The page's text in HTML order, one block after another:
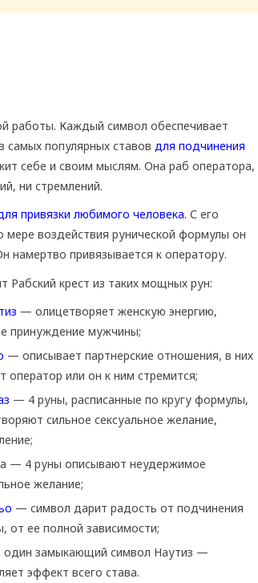
работы. Каждый символ обеспечивает
самых популярных ставов для подчинения
себе и своим мыслям. Она раб оператора,
ни стремлений.
привязки любимого человека. С его
воздействия рунической формулы он
намертво привязывается к оператору.
Рабский крест из таких мощных рун:
— олицетворяет женскую энергию,
принуждение мужчины;
— описывает партнерские отношения, в них
оператор или он к ним стремится;
— 4 руны, расписанные по кругу формулы,
сильное сексуальное желание,
— 4 руны описывают неудержимое
желание;
— символ дарит радость от подчинения
от ее полной зависимости;
замыкающий символ Наутиз —
эффект всего става.